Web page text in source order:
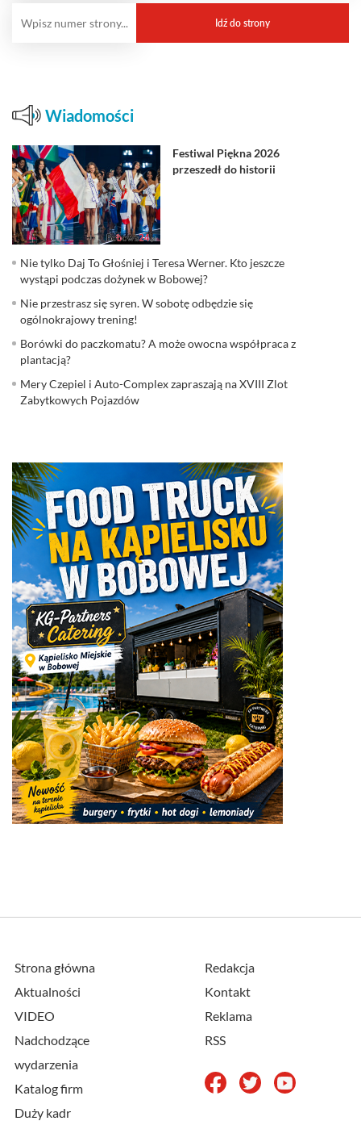
Wiadomości
Festiwal Piękna 2026
przeszedł do historii
Nie tylko Daj To Głośniej i Teresa Werner. Kto jeszcze
wystąpi podczas dożynek w Bobowej?
Nie przestrasz się syren. W sobotę odbędzie się
ogólnokrajowy trening!
Borówki do paczkomatu? A może owocna współpraca z
plantacją?
Mery Czepiel i Auto-Complex zapraszają na XVIII Zlot
Zabytkowych Pojazdów
Strona główna
Aktualności
VIDEO
Nadchodzące
wydarzenia
Katalog firm
Duży kadr
Redakcja
Kontakt
Reklama
RSS